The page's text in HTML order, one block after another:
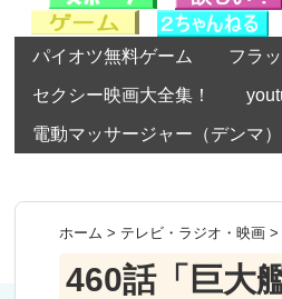
パイオツ無料ゲーム フラ
セクシー映画大全集！
電動マッサージャー（デンマ
ホーム > テレビ・ラジオ・映画 >
460話「巨大